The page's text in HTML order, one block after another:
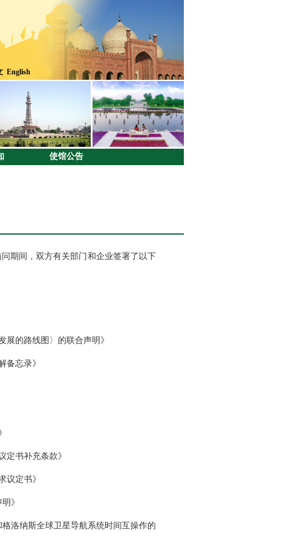
English
使馆公告
期间，双方有关部门和企业签署了以下
的路线图〉的联合声明》
忘录》
书补充条款》
定书》
》
洛纳斯全球卫星导航系统时间互操作的